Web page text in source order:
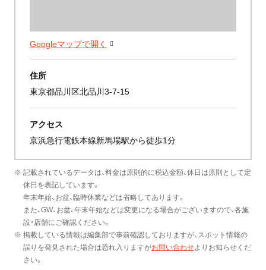
Googleマップで開く
住所
東京都品川区北品川3-7-15
アクセス
京浜急行電鉄本線新馬場駅から徒歩1分
※ 記載されているデータは、料金は原則的に税込金額、休日は原則として定
休日を表記しています。
年末年始、お盆、臨時休業などは省略してあります。
また、GW、お盆、年末年始などは変更になる場合がございますので、各施
設・店舗にご確認ください。
※ 掲載している情報は編集部で事前確認しておりますが、スポット情報の
誤りを発見された場合は恐れ入りますがお問い合わせよりお知らせくだ
さい。